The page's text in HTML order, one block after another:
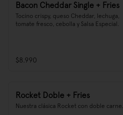
Bacon Cheddar Single + Fries
Tocino crispy, queso Cheddar, lechuga,
tomate fresco, cebolla y Salsa Especial.
$8.990
Rocket Doble + Fries
Nuestra clásica Rocket con doble carne.